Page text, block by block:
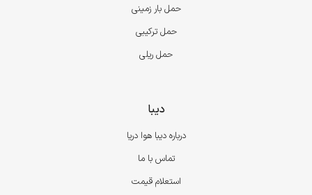
حمل بار زمینی
حمل ترکیبی
حمل ریلی
دیبا
درباره دیبا هوا دریا
تماس با ما
استعلام قیمت